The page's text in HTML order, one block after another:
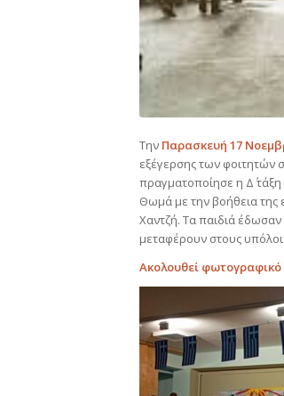
Την Παρασκευή 17
εξέγερσης των φοιτητών
πραγματοποίησε η Δ΄
Θωμά με την βοήθεια της
Χαντζή. Τα παιδιά
μεταφέρουν στους
Ακολουθεί φωτογραφικό